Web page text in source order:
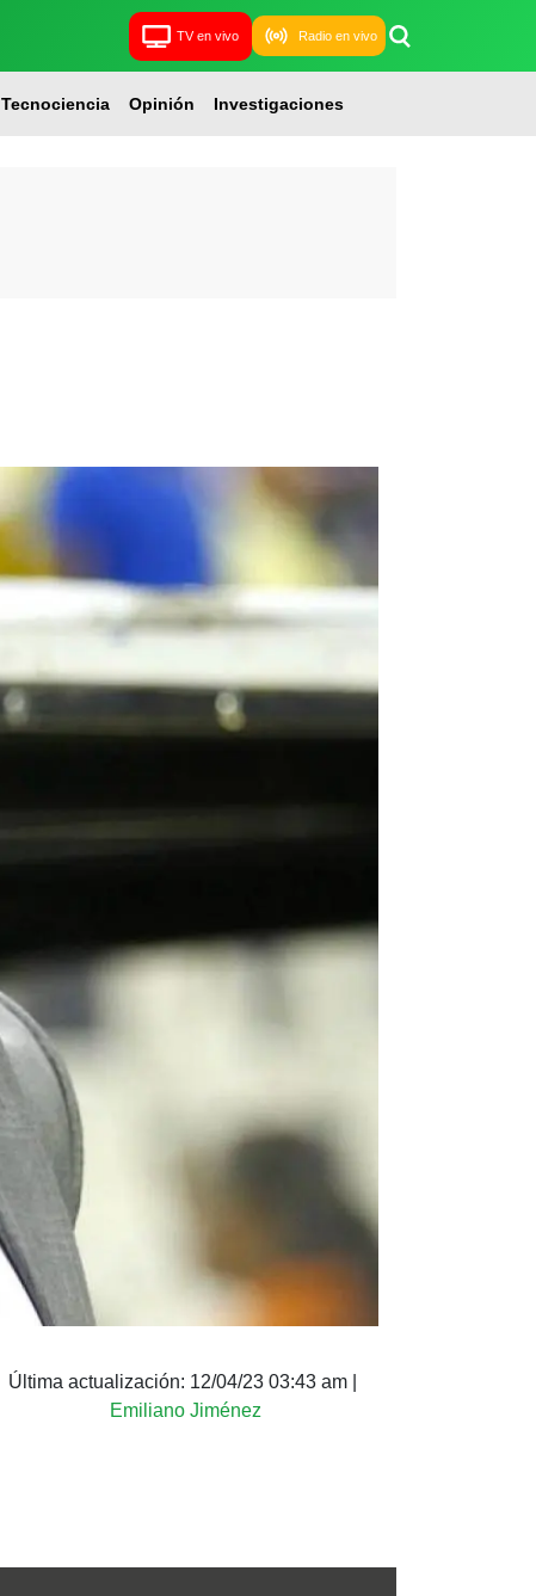
TV en vivo Radio en vivo
Tecnociencia Opinión Investigaciones
Última actualización: 12/04/23 03:43 am
Emiliano Jiménez